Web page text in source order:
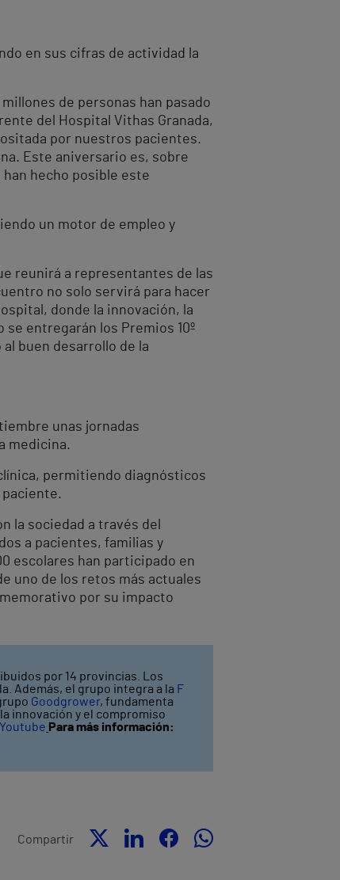
en sus cifras de actividad la
de personas han pasado
del Hospital Vithas Granada,
por nuestros pacientes.
Este aniversario es, sobre
hecho posible este
un motor de empleo y
reunirá a representantes de las
no solo servirá para hacer
donde la innovación, la
entregarán los Premios 10º
buen desarrollo de la
unas jornadas
medicina.
permitiendo diagnósticos
la sociedad a través del
a pacientes, familias y
escolares han participado en
uno de los retos más actuales
por su impacto
por 14 provincias. Los
Además, el grupo integra a la F
Goodgrower, fundamenta
innovación y el compromiso
Youtube Para más información:
Compartir